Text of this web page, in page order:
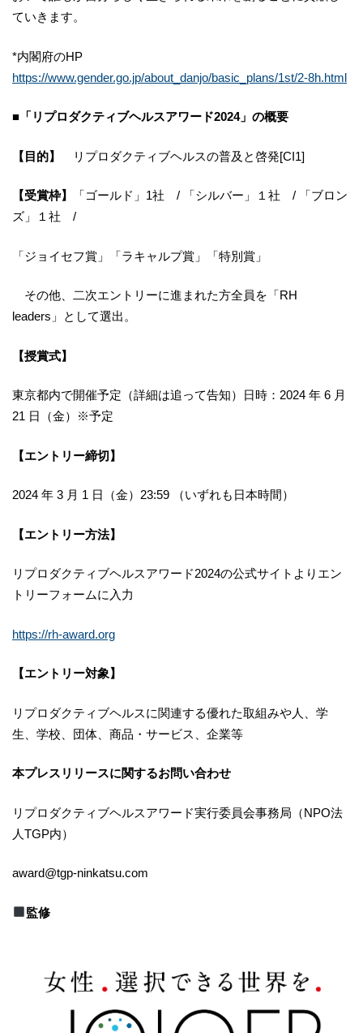
ていきます。
*内閣府のHP
https://www.gender.go.jp/about_danjo/basic_plans/1st/2-8h.html
■「リプロダクティブヘルスアワード2024」の概要
【目的】 リプロダクティブヘルスの普及と啓発[CI1]
【受賞枠】
「ゴールド」1社 / 「シルバー」１社 / 「ブロン
ズ」１社 /
「ジョイセフ賞」「ラキャルプ賞」「特別賞」
その他、二次エントリーに進まれた方全員を「RH
leaders」として選出。
【授賞式】
東京都内で開催予定（詳細は追って告知）日時：2024 年 6 月
21 日（金）※予定
【エントリー締切】
2024 年 3 ⽉ 1 ⽇（金）23:59 （いずれも⽇本時間）
【エントリー⽅法】
リプロダクティブヘルスアワード2024の公式サイトよりエン
トリーフォームに⼊⼒
https://rh-award.org
【エントリー対象】
リプロダクティブヘルスに関連する優れた取組みや⼈、学
⽣、学校、団体、商品・サービス、企業等
本プレスリリースに関するお問い合わせ
リプロダクティブヘルスアワード実行委員会事務局（NPO法
人TGP内）
award@tgp-ninkatsu.com
監修